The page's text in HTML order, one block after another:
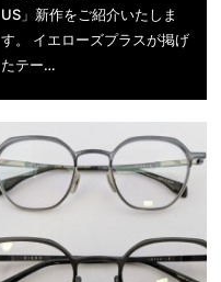
US」新作をご紹介いたしま
す。 イエローズプラスが掲げ
たテー…